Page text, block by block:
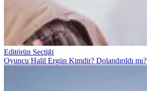
Editörün Seçtiği
Oyuncu Halil Ergün Kimdir? Dolandırıldı mı?